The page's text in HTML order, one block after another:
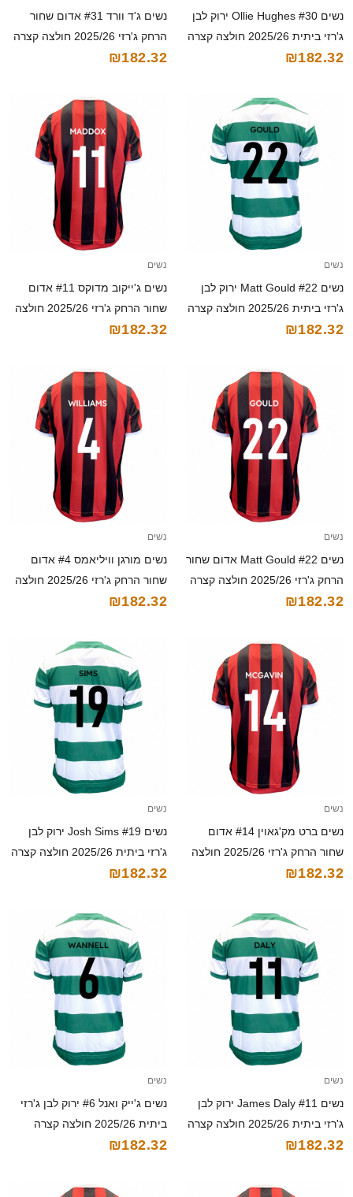
נשים Ollie Hughes #30 ירוק לבן
ג'רזי ביתית 2025/26 חולצה קצרה
₪182.32
נשים ג'ד וורד #31 אדום שחור
הרחק ג'רזי 2025/26 חולצה קצרה
₪182.32
נשים
נשים Matt Gould #22 ירוק לבן
ג'רזי ביתית 2025/26 חולצה קצרה
₪182.32
נשים
נשים ג'ייקוב מדוקס #11 אדום
שחור הרחק ג'רזי 2025/26 חולצה
קצרה
₪182.32
נשים
נשים Matt Gould #22 אדום שחור
הרחק ג'רזי 2025/26 חולצה קצרה
₪182.32
נשים
נשים מורגן וויליאמס #4 אדום
שחור הרחק ג'רזי 2025/26 חולצה
קצרה
₪182.32
נשים
נשים ברט מק'גאוין #14 אדום
שחור הרחק ג'רזי 2025/26 חולצה
קצרה
₪182.32
נשים
נשים Josh Sims #19 ירוק לבן
ג'רזי ביתית 2025/26 חולצה קצרה
₪182.32
נשים
נשים James Daly #11 ירוק לבן
ג'רזי ביתית 2025/26 חולצה קצרה
₪182.32
נשים
נשים ג'ייק ואנל #6 ירוק לבן ג'רזי
ביתית 2025/26 חולצה קצרה
₪182.32